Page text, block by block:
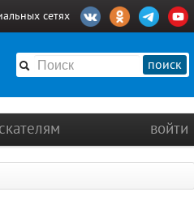
сетях
поиск
войти